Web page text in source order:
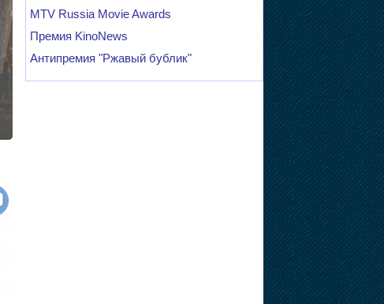
MTV Russia Movie Awards
Премия KinoNews
Антипремия "Ржавый бублик"